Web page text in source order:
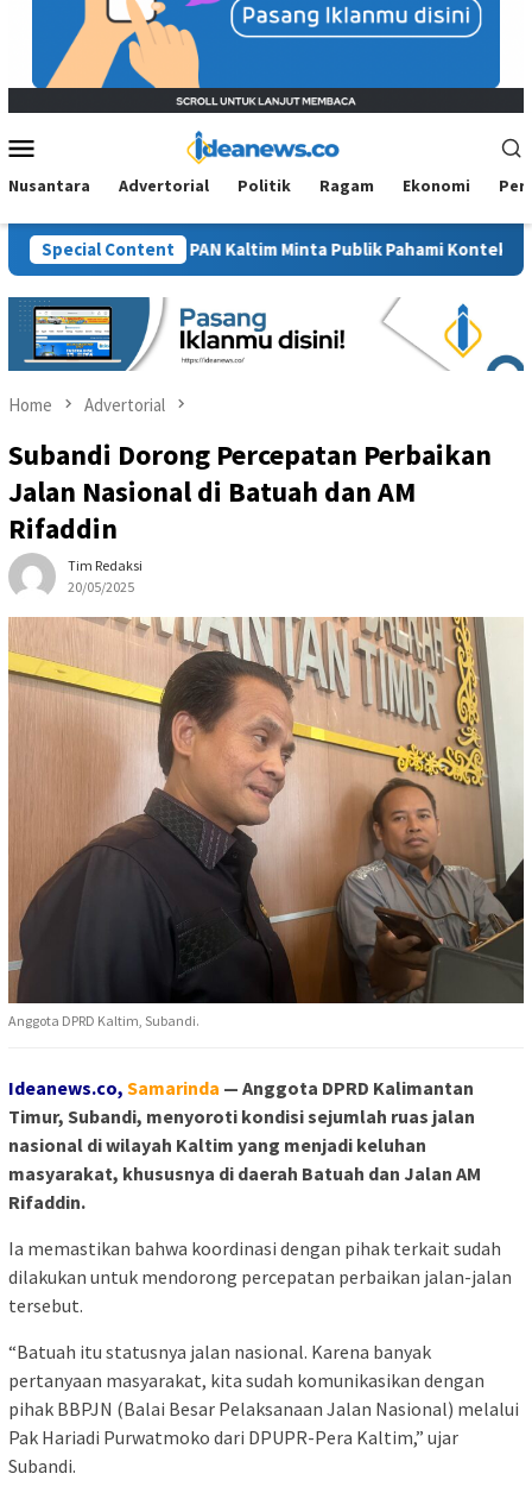
Menu
Nusantara Advertorial Politik Ragam Ekonomi
Special Content
BM PAN Kaltim Minta Publik Pahami Konteks Pidato
Home Advertorial
Subandi Dorong Percepatan Perbaikan
Jalan Nasional di Batuah dan AM
Rifaddin
Tim Redaksi
20/05/2025
Anggota DPRD Kaltim, Subandi.
Ideanews.co, Samarinda — Anggota DPRD Kalimantan
Timur, Subandi, menyoroti kondisi sejumlah ruas jalan
nasional di wilayah Kaltim yang menjadi keluhan
masyarakat, khususnya di daerah Batuah dan Jalan AM
Rifaddin.
Ia memastikan bahwa koordinasi dengan pihak terkait sudah
dilakukan untuk mendorong percepatan perbaikan jalan-jalan
tersebut.
“Batuah itu statusnya jalan nasional. Karena banyak
pertanyaan masyarakat, kita sudah komunikasikan dengan
pihak BBPJN (Balai Besar Pelaksanaan Jalan Nasional) melalui
Pak Hariadi Purwatmoko dari DPUPR-Pera Kaltim,” ujar
Subandi.